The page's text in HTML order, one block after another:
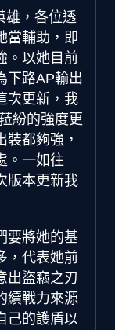
雄，各位透
當輔助，即
。以她目前
下路AP輸出
次更新，我
紛的強度更
都夠強，
。一如往
版本更新我
要將她的基
，代表她前
出盜竊之刃
續戰力來源
己的護盾以